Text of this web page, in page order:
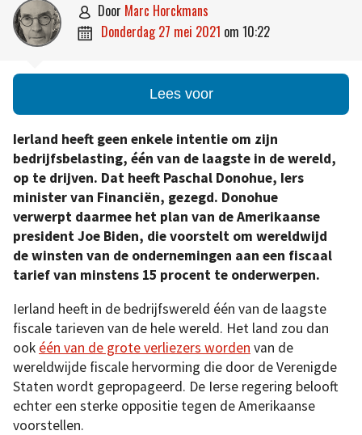
 door Marc Horckmans
 donderdag 27 mei 2021 om 10:22
Lees voor
Ierland heeft geen enkele intentie om zijn
bedrijfsbelasting, één van de laagste in de wereld,
op te drijven. Dat heeft Paschal Donohue, Iers
minister van Financiën, gezegd. Donohue
verwerpt daarmee het plan van de Amerikaanse
president Joe Biden, die voorstelt om wereldwijd
de winsten van de ondernemingen aan een fiscaal
tarief van minstens 15 procent te onderwerpen.
Ierland heeft in de bedrijfswereld één van de laagste
fiscale tarieven van de hele wereld. Het land zou dan
ook één van de grote verliezers worden van de
wereldwijde fiscale hervorming die door de Verenigde
Staten wordt gepropageerd. De Ierse regering belooft
echter een sterke oppositie tegen de Amerikaanse
voorstellen.